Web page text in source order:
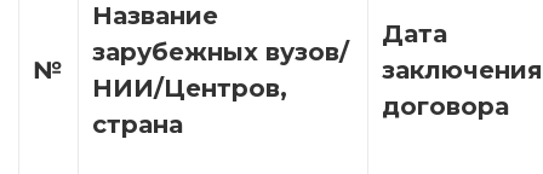
№
Название
зарубежных вузов/
НИИ/Центров,
страна
Дата
заключения
договора